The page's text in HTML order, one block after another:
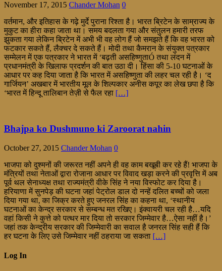
November 17, 2015 Chander Mohan 0
वर्तमान, और इतिहास के गढ़े मुर्दे पुराना रिश्ता है। भारत ब्रिटेन के साम्राज्य के
मुकुट का हीरा कहा जाता था। समय बदलता गया और संतुलन हमारी तरफ
झुकता गया लेकिन ब्रिटेन में अभी भी वह लोग हैं जो समझते हैं कि वह भारत को
फटकार सकते हैं, लैक्चर दे सकते हैं। मोदी तथा कैमरान के संयुक्त पत्रकार
सम्मेलन में एक पत्रकार ने भारत में ‘बढ़ती असहिष्णुताÓ तथा लंदन में
प्रधानमंत्री के खिलाफ प्रदर्शन की बात उठा दी। हिंसा की 5-10 घटनाओं के
आधार पर कह दिया जाता है कि भारत में असहिष्णुता की लहर चल रही है। ‘द
गार्जियन’ अखबार में भारतीय मूल के शिल्पकार अनीस कपूर का लेख छपा है कि
‘भारत में हिन्दू तालिबान तेज़ी से फैल रहा […]
Bhajpa ko Dushmuno ki Zaroorat nahin
October 27, 2015 Chander Mohan 0
भाजपा को दुश्मनों की जरूरत नहीं अपने ही वह काम बखूबी कर रहे हैं! भाजपा के
मंत्रियों तथा नेताओं द्वारा रोजाना आधार पर विवाद खड़ा करने की प्रवृत्ति में अब
पूर्व थल सेनाध्यक्ष तथा राज्यमंत्री वीके सिंह ने नया विस्फोट कर दिया है।
हरियाणा में सुनपेड़ की घटना जहां पेट्रोल डाल दो नन्हें दलित बच्चों को जला
दिया गया था, का जिक्र करते हुए जनरल सिंह का कहना था, ‘स्थानीय
घटनाओं का केन्द्र सरकार से सम्बन्ध मत रखिए। इंक्वायरी चल रही है…यदि
वहां किसी ने कुत्ते को पत्थर मार दिया तो सरकार जिम्मेवार है…ऐसा नहीं है।’
जहां तक केन्द्रीय सरकार की जिम्मेवारी का सवाल है जनरल सिंह सही हैं कि
हर घटना के लिए उसे जिम्मेवार नहीं ठहराया जा सकता […]
Log In